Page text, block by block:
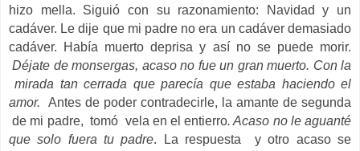
hizo mella. Siguió con su razonamiento: Navidad y un
cadáver. Le dije que mi padre no era un cadáver demasiado
cadáver. Había muerto deprisa y así no se puede morir.
Déjate de monsergas, acaso no fue un gran muerto. Con la
mirada tan cerrada que parecía que estaba haciendo el
amor.
Antes de poder contradecirle, la amante de segunda
de mi padre, tomó vela en el entierro. Acaso no le aguanté
que solo fuera tu padre. La respuesta y otro acaso se